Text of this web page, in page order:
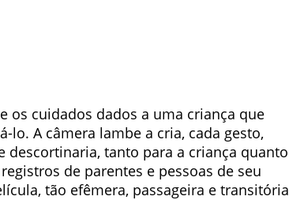
os cuidados dados a uma criança que
A câmera lambe a cria, cada gesto,
tanto para a criança quanto
de parentes e pessoas de seu
tão efêmera, passageira e transitória